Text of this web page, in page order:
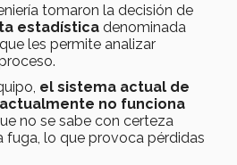
tomaron la decisión de
estadística denominada
les permite analizar
el sistema actual de
no funciona
no se sabe con certeza
fuga, lo que provoca pérdidas